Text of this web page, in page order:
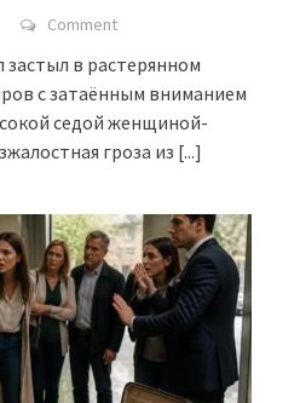
Comment
застыл в растерянном
с затаённым вниманием
седой женщиной-
гроза из [...]